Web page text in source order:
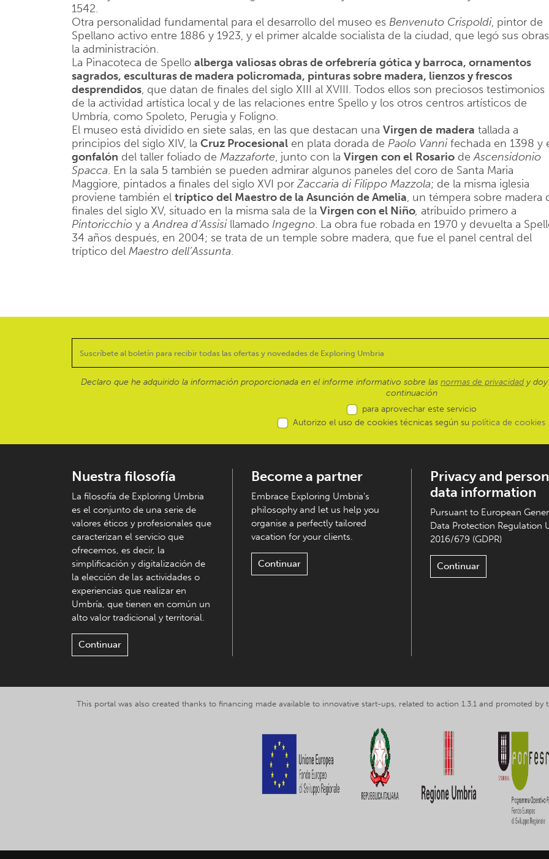
1542.
Otra personalidad fundamental para el desarrollo del museo es Benvenuto Crispoldi, pintor de
Spellano activo entre 1886 y 1923, y el primer alcalde socialista de la ciudad, que legó sus
la administración.
La Pinacoteca de Spello alberga valiosas obras de orfebrería gótica y barroca, ornamentos
sagrados, esculturas de madera policromada, pinturas sobre madera, lienzos y frescos
desprendidos, que datan de finales del siglo XIII al XVIII. Todos ellos son preciosos testimonios
de la actividad artística local y de las relaciones entre Spello y los otros centros artísticos de
Umbría, como Spoleto, Perugia y Foligno.
El museo está dividido en siete salas, en las que destacan una Virgen de madera tallada a
principios del siglo XIV, la Cruz Procesional en plata dorada de Paolo Vanni fechada en 1398 y
gonfalón del taller foliado de Mazzaforte, junto con la Virgen con el Rosario deAscensidonio
Spacca. En la sala 5 también se pueden admirar algunos paneles del coro de Santa Maria
Maggiore, pintados a finales del siglo XVI porZaccaria di Filippo Mazzola; de la misma iglesia
proviene también el tríptico del Maestro de la Asunción de Amelia, un témpera sobre madera
finales del siglo XV, situado en la misma sala de la Virgen con el Niño, atribuido primero a
Pintoricchio y aAndrea d’Assisi llamado Ingegno. La obra fue robada en 1970 y devuelta a
34 años después, en 2004; se trata de un temple sobre madera, que fue el panel central del
tríptico del Maestro dell’Assunta.
Declaro que he adquirido la información proporcionada en el informe informativo sobre las normas de privacidad y
continuación
para aprovechar este servicio
Autorizo el uso de cookies técnicas según su política de cookies
Nuestra filosofía
La filosofía de Exploring Umbria
es el conjunto de una serie de
valores éticos y profesionales que
caracterizan el servicio que
ofrecemos, es decir, la
simplificación y digitalización de
la elección de las actividades o
experiencias que realizar en
Umbría, que tienen en común un
alto valor tradicional y territorial.
Continuar
Become a partner
Embrace Exploring Umbria's
philosophy and let us help you
organise a perfectly tailored
vacation for your clients.
Continuar
Privacy and
data information
Pursuant to European
Data Protection Regulation
2016/679 (GDPR)
Continuar
This portal was also created thanks to financing made available to innovative start-ups, related to action 1.3.1 and promoted by